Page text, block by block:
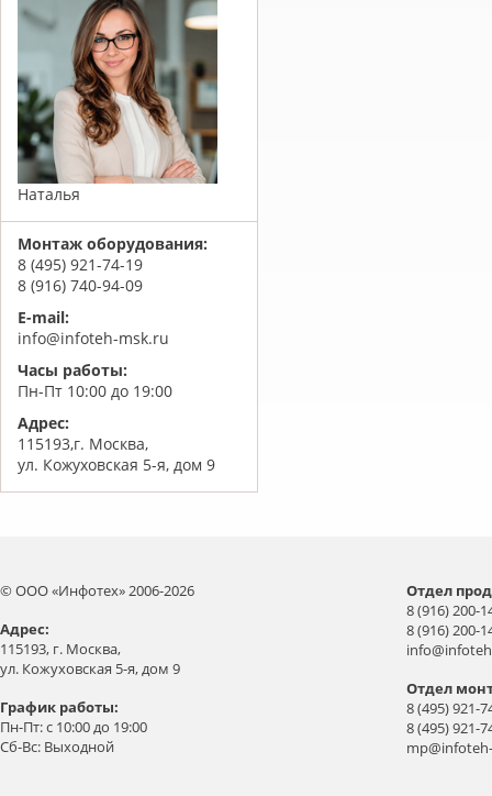
Наталья
Монтаж оборудования:
8 (495) 921-74-19
8 (916) 740-94-09
E-mail:
info@infoteh-msk.ru
Часы работы:
Пн-Пт 10:00 до 19:00
Адрес:
115193,г. Москва,
ул. Кожуховская 5-я, дом 9
© ООО «Инфотех» 2006-2026
Aдрес:
115193, г. Москва,
ул. Кожуховская 5-я, дом 9
График работы:
Пн-Пт: с 10:00 до 19:00
Сб-Вс: Выходной
Отдел
8 (916) 200-
8 (916) 200-
Отдел
8 (495) 921-
8 (495) 921-